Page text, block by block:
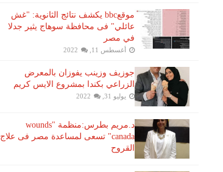
موقعbbc يكشف نتائج الثانوية: "غش
عائلي" فى محافظة سوهاج يثير جدلا
في مصر
أغسطس 11, 2022
جوزيف وزينب يفوزان بالمعرض
الزراعي بكندا بمشروع الايس كريم
يوليو 31, 2022
د.مريم بطرس:منظمة "wounds
canada" تسعى لمساعدة مصر فى علاج
القروح